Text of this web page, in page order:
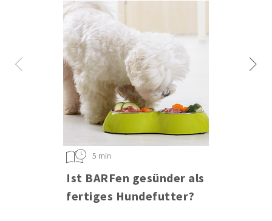
5 min
Ist BARFen gesünder als
fertiges Hundefutter?